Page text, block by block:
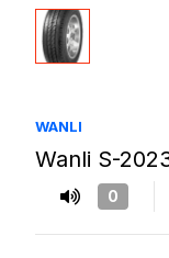
WANLI
Wanli S-
0